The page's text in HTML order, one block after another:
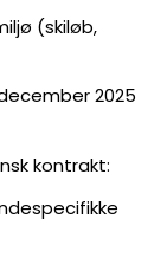
(skiløb,
2025
kontrakt: